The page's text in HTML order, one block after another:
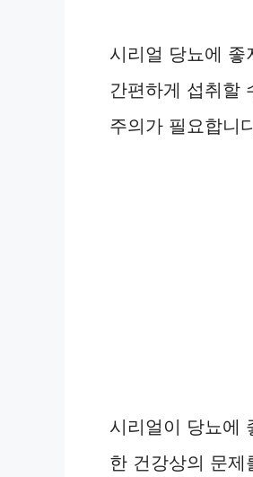
시리얼 당뇨에 좋
간편하게 섭취할
주의가 필요합니
시리얼이 당뇨에
한 건강상의 문